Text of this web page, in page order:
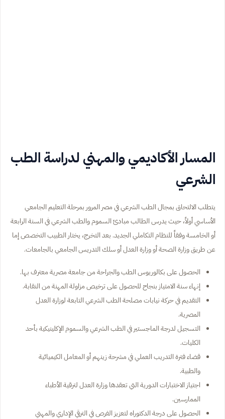
المسار الأكاديمي والمهني لدراسة الطب
الشرعي
يتطلب الالتحاق بمجال الطب الشرعي في مصر المرور بمرحلة التعليم الجامعي
الأساسي أولاً، حيث يدرس الطالب مبادئ السموم والطب الشرعي في السنة الرابعة
أو الخامسة وفقاً للنظام التكاملي الجديد. بعد التخرج، يختار الطبيب التخصص إما
عن طريق وزارة الصحة أو وزارة العدل أو سلك التدريس الجامعي بالجامعات.
الحصول على بكالوريوس الطب والجراحة من جامعة مصرية معترف بها.
إنهاء سنة الامتياز بنجاح للحصول على ترخيص مزاولة المهنة من النقابة.
التقديم في حركة نيابات مصلحة الطب الشرعي التابعة لوزارة العدل
المصرية.
التسجيل لدرجة الماجستير في الطب الشرعي والسموم الإكلينيكية بأحد
الكليات.
قضاء فترة التدريب العملي في مشرحة زينهم أو المعامل الكيميائية
والطبية.
اجتياز الاختبارات الدورية التي تعقدها وزارة العدل لترقية الأطباء
الممارسين.
الحصول على درجة الدكتوراه لتعزيز الفرص في الترقي الإداري والمهني